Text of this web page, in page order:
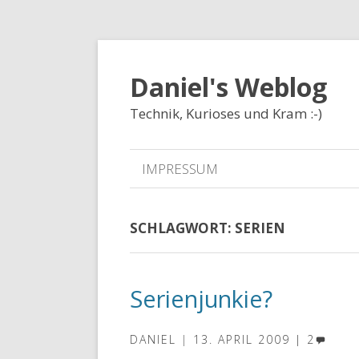
Daniel's Weblog
Technik, Kurioses und Kram :-)
IMPRESSUM
SCHLAGWORT: SERIEN
Serienjunkie?
DANIEL 13. APRIL 2009 2